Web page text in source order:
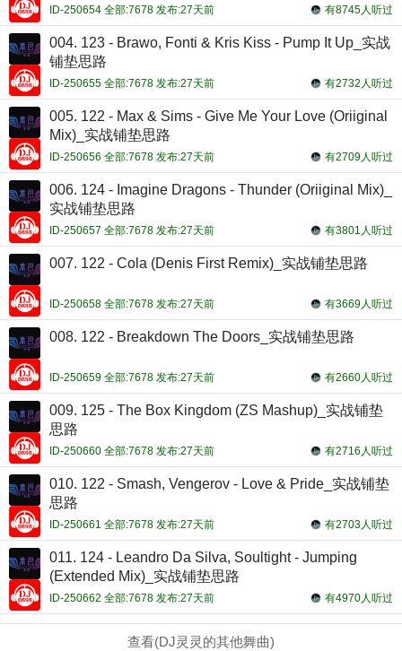
有8745人听过
ID-250654 全部:7678 发布:27天前
004. 123 - Brawo, Fonti & Kris Kiss - Pump It Up_实战
铺垫思路
有2732人听过
ID-250655 全部:7678 发布:27天前
005. 122 - Max & Sims - Give Me Your Love (Oriiginal
Mix)_实战铺垫思路
有2709人听过
ID-250656 全部:7678 发布:27天前
006. 124 - Imagine Dragons - Thunder (Oriiginal Mix)_
实战铺垫思路
有3801人听过
ID-250657 全部:7678 发布:27天前
007. 122 - Cola (Denis First Remix)_实战铺垫思路
有3669人听过
ID-250658 全部:7678 发布:27天前
008. 122 - Breakdown The Doors_实战铺垫思路
有2660人听过
ID-250659 全部:7678 发布:27天前
009. 125 - The Box Kingdom (ZS Mashup)_实战铺垫
思路
有2716人听过
ID-250660 全部:7678 发布:27天前
010. 122 - Smash, Vengerov - Love & Pride_实战铺垫
思路
有2703人听过
ID-250661 全部:7678 发布:27天前
011. 124 - Leandro Da Silva, Soultight - Jumping
(Extended Mix)_实战铺垫思路
有4970人听过
ID-250662 全部:7678 发布:27天前
查看(DJ灵灵的其他舞曲)